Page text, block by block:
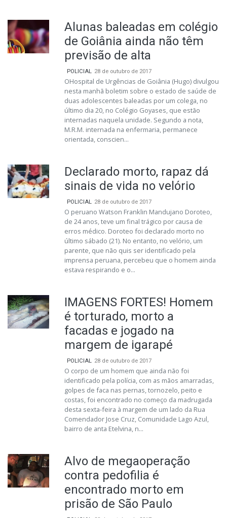
Alunas baleadas em colégio
de Goiânia ainda não têm
previsão de alta
POLICIAL 28 de outubro de 2017
OHospital de Urgências de Goiânia (Hugo) divulgou
nesta manhã boletim sobre o estado de saúde de
duas adolescentes baleadas por um colega, no
último dia 20, no Colégio Goyases, que estão
internadas naquela unidade. Segundo a nota,
M.R.M. internada na enfermaria, permanece
orientada, conscien...
Declarado morto, rapaz dá
sinais de vida no velório
POLICIAL 28 de outubro de 2017
O peruano Watson Franklin Mandujano Doroteo,
de 24 anos, teve um final trágico por causa de
erros médico. Doroteo foi declarado morto no
último sábado (21). No entanto, no velório, um
parente, que não quis ser identificado pela
imprensa peruana, percebeu que o homem ainda
estava respirando e o...
IMAGENS FORTES! Homem
é torturado, morto a
facadas e jogado na
margem de igarapé
POLICIAL 28 de outubro de 2017
O corpo de um homem que ainda não foi
identificado pela polícia, com as mãos amarradas,
golpes de faca nas pernas, tornozelo, peito e
costas, foi encontrado no começo da madrugada
desta sexta-feira à margem de um lado da Rua
Comendador Jose Cruz, Comunidade Lago Azul,
bairro de anta Etelvina, n...
Alvo de megaoperação
contra pedofilia é
encontrado morto em
prisão de São Paulo